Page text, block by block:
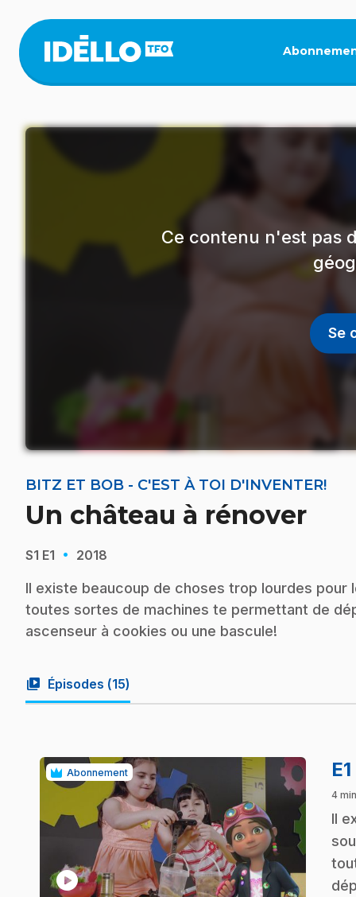
contenu
principal
Ce contenu n'est pas
Se
BITZ ET BOB - C'EST À TOI D'INVENTER!
Un château à rénover
S1 E1 · 2018
Il existe beaucoup de choses trop lourdes
toutes sortes de machines te permettant de
ascenseur à cookies ou une bascule!
video_library Épisodes (15)
Abonnement
play_circle
E1
4
.Il